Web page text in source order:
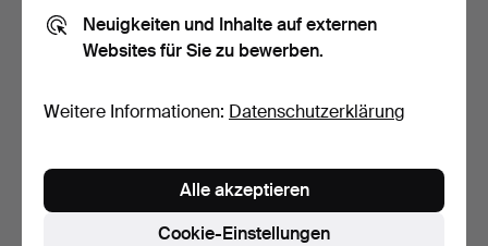
AusgewähltesNeuigkeiten und Inhalte auf externen
Websites für Sie zu bewerben.
Weitere Informationen: Datenschutzerklärung
Cookie-Einstellungen
Alle akzeptieren